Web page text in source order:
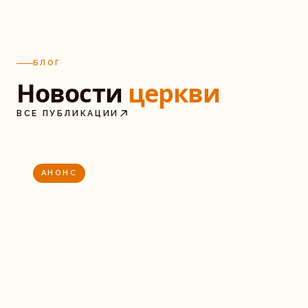
БЛОГ
Новости церкви
ВСЕ ПУБЛИКАЦИИ
АНОНС